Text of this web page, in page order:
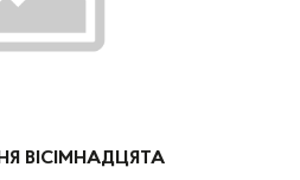
ВІСІМНАДЦЯТА